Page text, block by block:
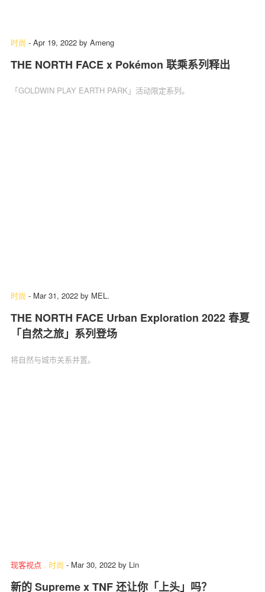
时尚 - Apr 19, 2022 by Ameng
THE NORTH FACE x Pokémon 联乘系列释出
「GOLDWIN PLAY EARTH PARK」活动限定系列。
时尚 - Mar 31, 2022 by MEL.
THE NORTH FACE Urban Exploration 2022 春夏
「自然之旅」系列登场
将自然与城市关系并置。
现客视点 . 时尚 - Mar 30, 2022 by Lin
新的 Supreme x TNF 还让你「上头」吗？